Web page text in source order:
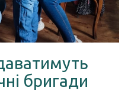
бригади